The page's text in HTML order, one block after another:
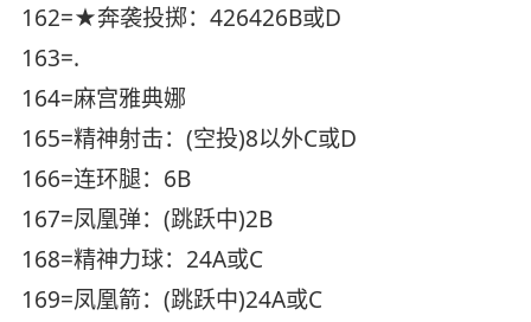
162=★奔袭投掷：426426B或D
163=.
164=麻宫雅典娜
165=精神射击：(空投)8以外C或D
166=连环腿：6B
167=凤凰弹：(跳跃中)2B
168=精神力球：24A或C
169=凤凰箭：(跳跃中)24A或C